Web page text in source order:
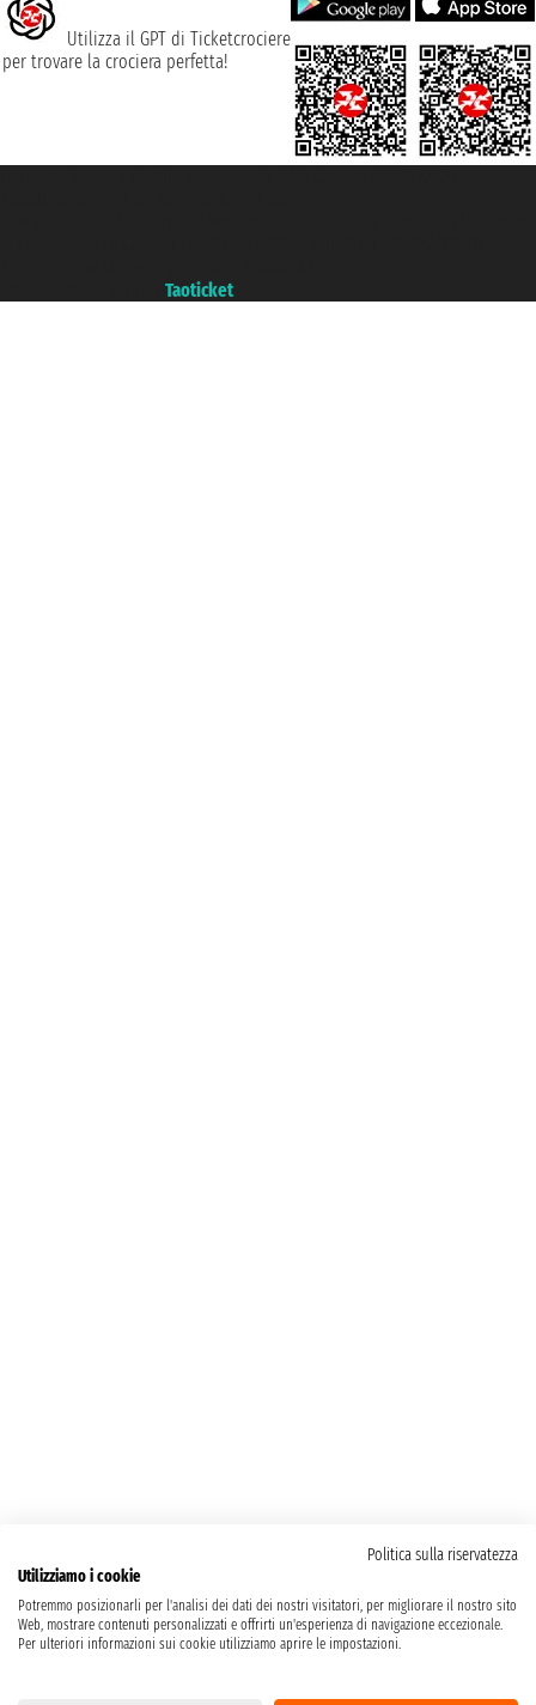
Utilizza il GPT di Ticketcrociere
per trovare la crociera perfetta!
Taoticket
Politica sulla riservatezza
Utilizziamo i cookie
Potremmo posizionarli per l'analisi dei dati dei nostri visitatori, per migliorare il nostro sito
Web, mostrare contenuti personalizzati e offrirti un'esperienza di navigazione eccezionale.
Per ulteriori informazioni sui cookie utilizziamo aprire le impostazioni.